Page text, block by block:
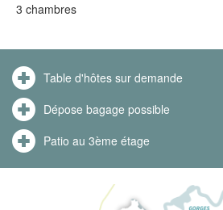
3 chambres
Table d'hôtes sur demande
Dépose bagage possible
Patio au 3ème étage